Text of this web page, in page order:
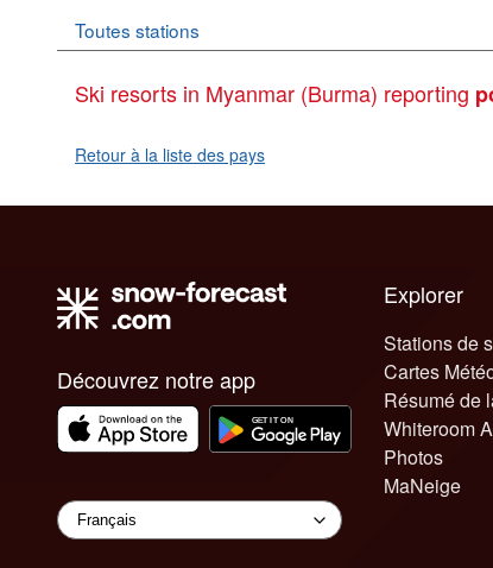
Toutes stations
Ski resorts in Myanmar (Burma) reporting
Retour à la liste des pays
Découvrez notre app
Explorer
Stations de
Cartes
Résumé de
Whiteroom
Photos
MaNeige